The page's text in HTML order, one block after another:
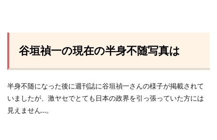
谷垣禎一の現在の半身不随写真は
半身不随になった後に週刊誌に谷垣禎一さんの様子が掲載されて
いましたが、激ヤセでとても日本の政界を引っ張っていた方には
見えません…。